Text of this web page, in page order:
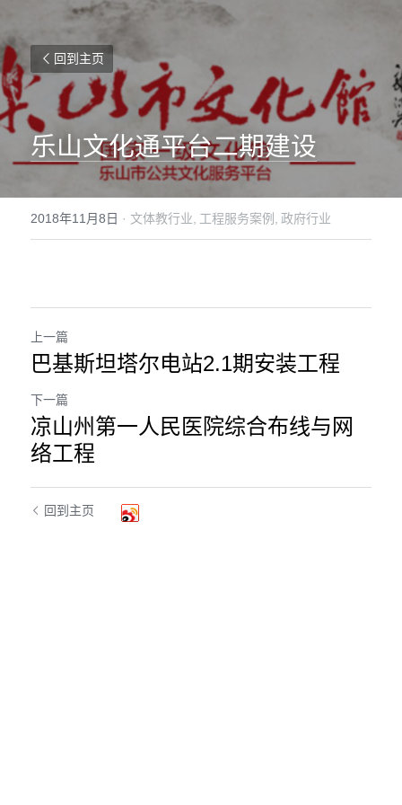
回到主页
乐山文化通平台二期建设
2018年11月8日 · 文体教行业, 工程服务案例, 政府行业
上一篇
巴基斯坦塔尔电站2.1期安装工程
下一篇
凉山州第一人民医院综合布线与网
络工程
回到主页